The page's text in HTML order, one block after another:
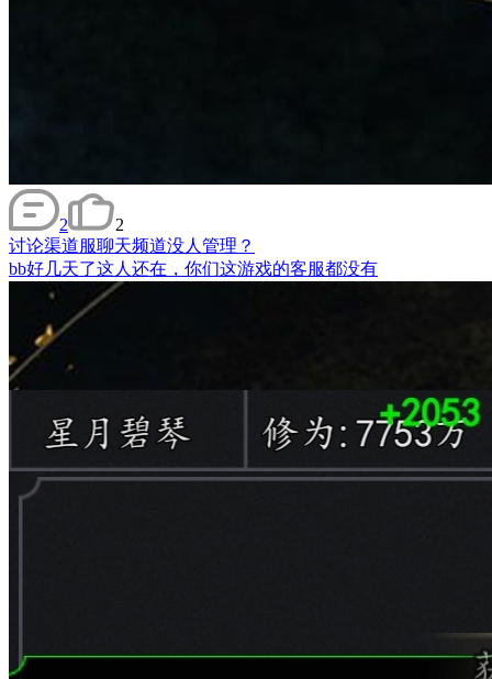
2
2
讨论渠道服聊天频道没人管理？
bb好几天了这人还在，你们这游戏的客服都没有